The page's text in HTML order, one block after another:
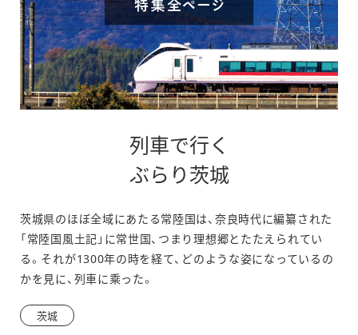
列車で行く
ぶらり茨城別
ィ
ン
茨城県のほぼ全域にあたる常陸国は、奈良時代に編纂された
「常陸国風土記」に常世国、つまり理想郷とたたえられてい
る。それが1300年の時を経て、どのような姿になっているの
かを見に、列車に乘った。
茨城